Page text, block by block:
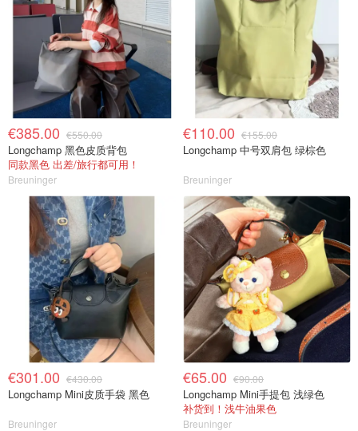
€385.00 €550.00
Longchamp 黑色皮质背包
同款黑色 出差/旅行都可用！
Breuninger
€110.00 €155.00
Longchamp 中号双肩包 绿棕色
Breuninger
€301.00 €430.00
Longchamp Mini皮质手袋 黑色
Breuninger
€65.00 €90.00
Longchamp Mini手提包 浅绿色
补货到！浅牛油果色
Breuninger